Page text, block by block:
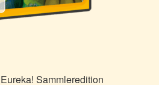
Sammleredition